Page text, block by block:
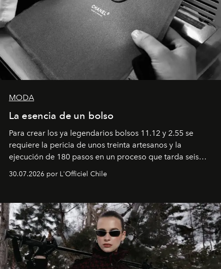
MODA
La esencia de un bolso
Para crear los ya legendarios bolsos 11.12 y 2.55 se
requiere la pericia de unos treinta artesanos y la
ejecución de 180 pasos en un proceso que tarda seis
semanas. Los expertos ponen en práctica una técnica
que se enseña solamente en la escuela de formación de
30.07.2026 por L'Officiel Chile